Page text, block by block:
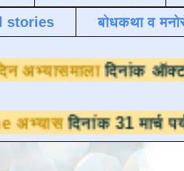
stories
बोधकथा व
दैनंदिन
31 मार्च पर्यंत